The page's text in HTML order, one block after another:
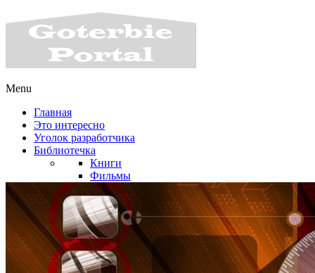
Menu
Главная
Это интересно
Уголок разработчика
Библиотечка
Книги
Фильмы